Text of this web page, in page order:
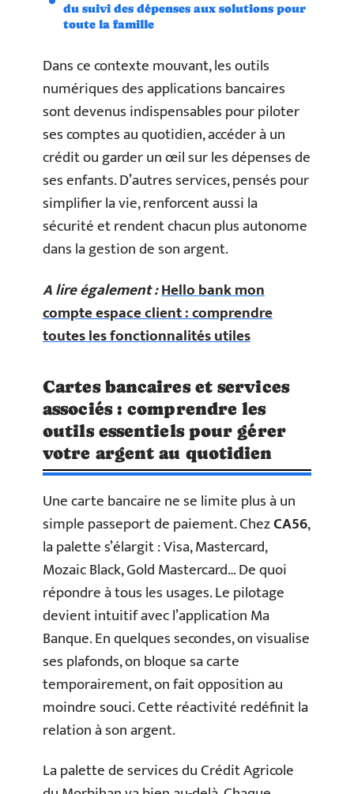
du suivi des dépenses aux solutions pour
toute la famille
Dans ce contexte mouvant, les outils
numériques des applications bancaires
sont devenus indispensables pour piloter
ses comptes au quotidien, accéder à un
crédit ou garder un œil sur les dépenses de
ses enfants. D’autres services, pensés pour
simplifier la vie, renforcent aussi la
sécurité et rendent chacun plus autonome
dans la gestion de son argent.
A lire également :Hello bank mon
compte espace client : comprendre
toutes les fonctionnalités utiles
Cartes bancaires et services
associés : comprendre les
outils essentiels pour gérer
votre argent au quotidien
Une carte bancaire ne se limite plus à un
simple passeport de paiement. ChezCA56,
la palette s’élargit : Visa, Mastercard,
Mozaic Black, Gold Mastercard… De quoi
répondre à tous les usages. Le pilotage
devient intuitif avec l’application Ma
Banque. En quelques secondes, on visualise
ses plafonds, on bloque sa carte
temporairement, on fait opposition au
moindre souci. Cette réactivité redéfinit la
relation à son argent.
La palette de services du Crédit Agricole